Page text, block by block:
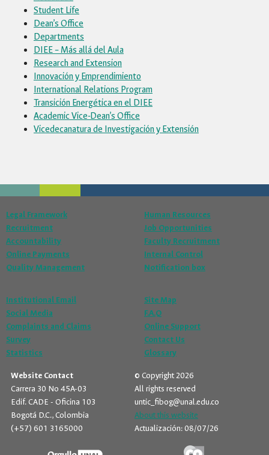
Student Life
Dean’s Office
Departments
DIEE – Más allá del Aula
Research and Extension
Innovación y Emprendimiento
International Relations Program
Transición Energética en el DIEE
Academic Vice-Dean’s Office
Vicedecanatura de Investigación y Extensión
Legal Framework
Recruitment
Accountability
Online Payments
Quality Management
Human Resources
Job Opportunities
Faculty Recruitment
Internal Control
Notification box
Institutional Email
Social Media
Complaints and Claims
Survey
Statistics
Site Map
F.A.Q
Online Support
Contact Us
Glossary
Website Contact
Carrera 30 No 45A-03
Edif. CADE - Oficina 103
Bogotá D.C., Colombia
(+57) 601 3165000
© Copyright 2026
All rights reserved
untic_fibog@unal.edu.co
About this website
Actualización: 08/07/26